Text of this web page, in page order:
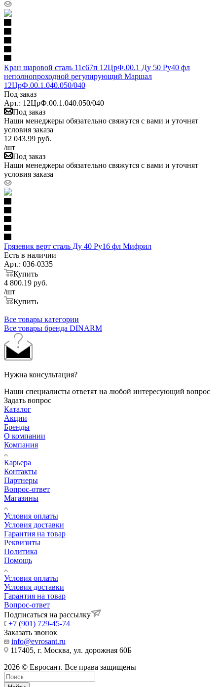
Кран шаровой сталь 11с67п 12ЦрФ.00.1 Ду 50 Ру40 фл
неполнопроходной регулирующий Маршал
12ЦрФ.00.1.040.050/040
Под заказ
Арт.: 12ЦрФ.00.1.040.050/040
Под заказ
Наши менеджеры обязательно свяжутся с вами и уточнят
условия заказа
12 043.99 руб.
/шт
Под заказ
Наши менеджеры обязательно свяжутся с вами и уточнят
условия заказа
Грязевик верт сталь Ду 40 Ру16 фл Мифрил
Есть в наличии
Арт.: 036-0335
Купить
4 800.19 руб.
/шт
Купить
Все товары категории
Все товары бренда DINARM
Нужна консультация?
Наши специалисты ответят на любой интересующий вопрос
Задать вопрос
Каталог
Акции
Бренды
О компании
Компания
Карьера
Контакты
Партнеры
Вопрос-ответ
Магазины
Условия оплаты
Условия доставки
Гарантия на товар
Реквизиты
Политика
Помощь
Условия оплаты
Условия доставки
Гарантия на товар
Вопрос-ответ
Подписаться на рассылку
+7 (901) 729-45-74
Заказать звонок
info@evrosant.ru
117405, г. Москва, ул. дорожная 60Б
2026 © Евросант. Все права защищены